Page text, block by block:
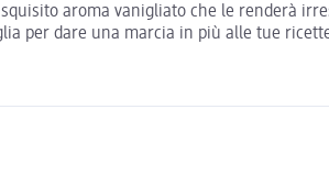
aroma vanigliato che le renderà
per dare una marcia in più alle tue